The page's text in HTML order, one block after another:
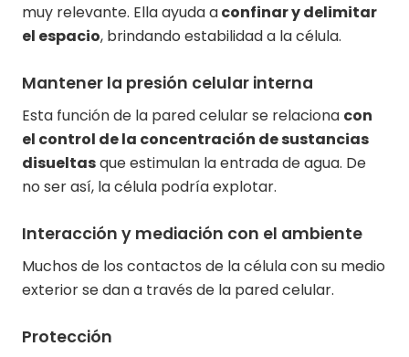
muy relevante. Ella ayuda aconfinar y delimitar
el espacio, brindando estabilidad a la célula.
Mantener la presión celular interna
Esta función de la pared celular se relaciona con
el control de la concentración de sustancias
disueltasque estimulan la entrada de agua. De
no ser así, la célula podría explotar.
Interacción y mediación con el ambiente
Muchos de los contactos de la célula con su medio
exterior se dan a través de la pared celular.
Protección